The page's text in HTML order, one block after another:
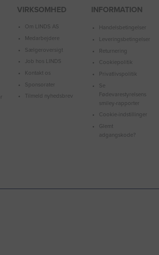
VIRKSOMHED
Om LINDS AS
Medarbejdere
Sælgeroversigt
Job hos LINDS
Kontakt os
Sponsorater
Tilmeld nyhedsbrev
INFORMATION
Handelsbetingelser
Leveringsbetingelser
Returnering
Cookiepolitik
Privatlivspolitik
Se
Fødevarestyrelsens
smiley-rapporter
Cookie-indstillinger
Glemt
adgangskode?